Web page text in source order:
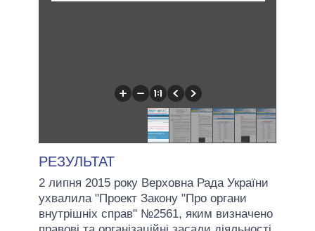
РЕЗУЛЬТАТ
2 липня 2015 року Верховна Рада України
ухвалила "Проект Закону "Про органи
внутрішніх справ" №2561, яким визначено